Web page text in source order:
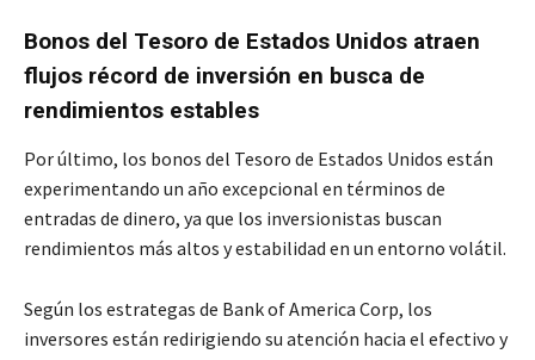
Bonos del Tesoro de Estados Unidos atraen
flujos récord de inversión en busca de
rendimientos estables
Por último, los bonos del Tesoro de Estados Unidos están
experimentando un año excepcional en términos de
entradas de dinero, ya que los inversionistas buscan
rendimientos más altos y estabilidad en un entorno volátil.
Según los estrategas de Bank of America Corp, los
inversores están redirigiendo su atención hacia el efectivo y